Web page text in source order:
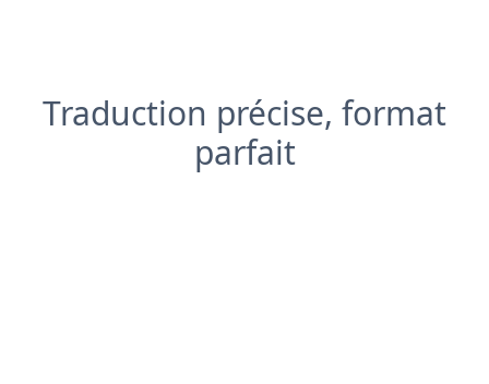
Traduction précise, format
parfait